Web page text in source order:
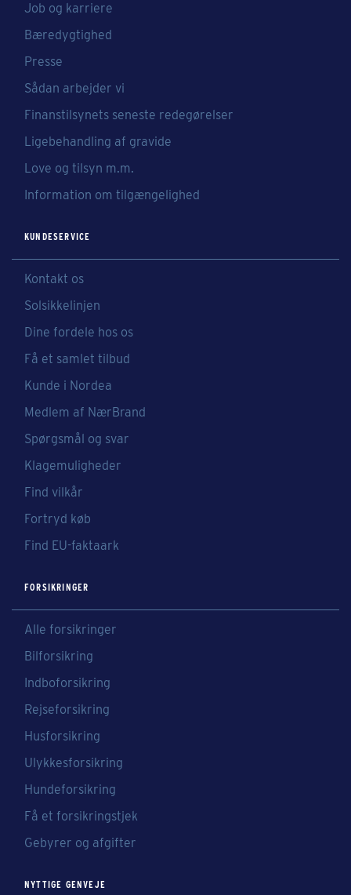
Job og karriere
Bæredygtighed
Presse
Sådan arbejder vi
Finanstilsynets seneste redegørelser
Ligebehandling af gravide
Love og tilsyn m.m.
Information om tilgængelighed
KUNDESERVICE
Kontakt os
Solsikkelinjen
Dine fordele hos os
Få et samlet tilbud
Kunde i Nordea
Medlem af NærBrand
Spørgsmål og svar
Klagemuligheder
Find vilkår
Fortryd køb
Find EU-faktaark
FORSIKRINGER
Alle forsikringer
Bilforsikring
Indboforsikring
Rejseforsikring
Husforsikring
Ulykkesforsikring
Hundeforsikring
Få et forsikringstjek
Gebyrer og afgifter
NYTTIGE GENVEJE